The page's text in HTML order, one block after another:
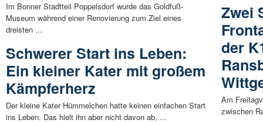
Im Bonner Stadtteil Poppelsdorf wurde das Goldfuß-
Museum während einer Renovierung zum Ziel eines
dreisten ...
Schwerer Start ins Leben:
Ein kleiner Kater mit großem
Kämpferherz
Der kleine Kater Hümmelchen hatte keinen einfachen Start
ins Leben. Das hielt ihn aber nicht davon ab, ...
Zwei
der
Am
zwischen